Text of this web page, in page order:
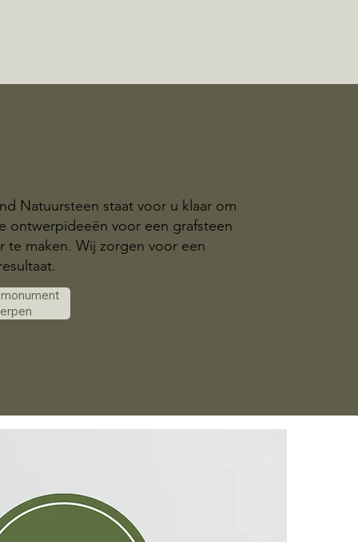
Natuursteen staat voor u klaar om
ontwerpideeën voor een grafsteen
te maken. Wij zorgen voor een